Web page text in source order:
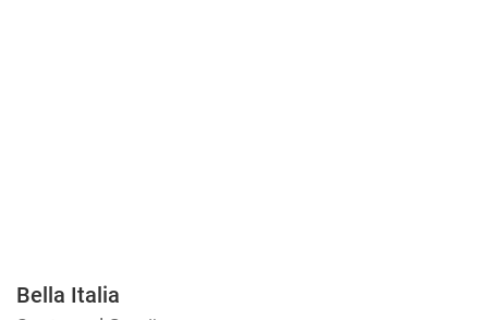
Bella Italia